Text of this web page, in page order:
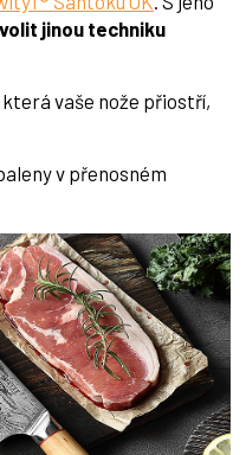
jinou techniku
která vaše nože přiostří,
v přenosném